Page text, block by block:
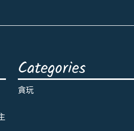
Categories
貪玩